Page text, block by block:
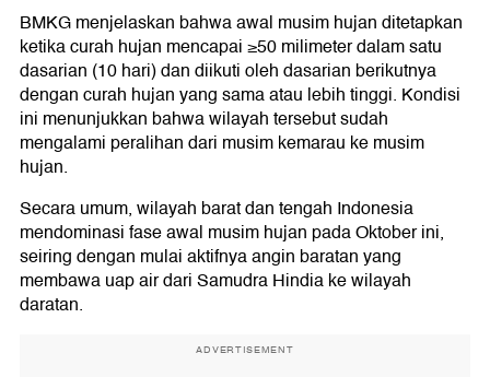
BMKG menjelaskan bahwa awal musim hujan ditetapkan
ketika curah hujan mencapai ≥50 milimeter dalam satu
dasarian (10 hari) dan diikuti oleh dasarian berikutnya
dengan curah hujan yang sama atau lebih tinggi. Kondisi
ini menunjukkan bahwa wilayah tersebut sudah
mengalami peralihan dari musim kemarau ke musim
hujan.
Secara umum, wilayah barat dan tengah Indonesia
mendominasi fase awal musim hujan pada Oktober ini,
seiring dengan mulai aktifnya angin baratan yang
membawa uap air dari Samudra Hindia ke wilayah
daratan.
ADVERTISEMENT